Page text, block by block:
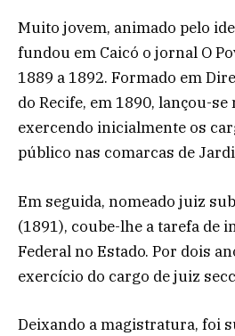
Muito jovem, animado pelo
fundou em Caicó o jornal O
1889 a 1892. Formado em
do Recife, em 1890, lançou-se
exercendo inicialmente os
público nas comarcas de
Em seguida, nomeado juiz
(1891), coube-lhe a tarefa de
Federal no Estado. Por dois
exercício do cargo de juiz
Deixando a magistratura, foi